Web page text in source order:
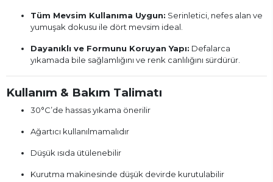
Tüm Mevsim Kullanıma Uygun: Serinletici, nefes alan ve
yumuşak dokusu ile dört mevsim ideal.
Dayanıklı ve Formunu Koruyan Yapı: Defalarca
yıkamada bile sağlamlığını ve renk canlılığını sürdürür.
Kullanım & Bakım Talimatı
30°C’de hassas yıkama önerilir
Ağartıcı kullanılmamalıdır
Düşük ısıda ütülenebilir
Kurutma makinesinde düşük devirde kurutulabilir